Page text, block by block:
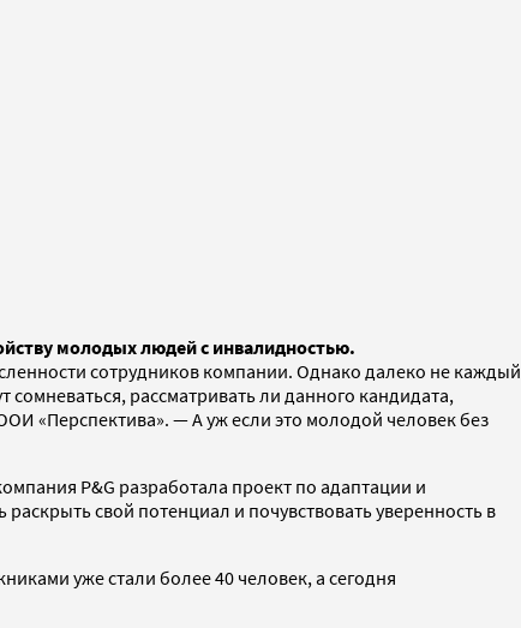
молодых людей с инвалидностью.
сотрудников компании. Однако далеко не каждый
сомневаться, рассматривать ли данного кандидата,
«Перспектива». — А уж если это молодой человек без
P&G разработала проект по адаптации и
свой потенциал и почувствовать уверенность в
уже стали более 40 человек, а сегодня